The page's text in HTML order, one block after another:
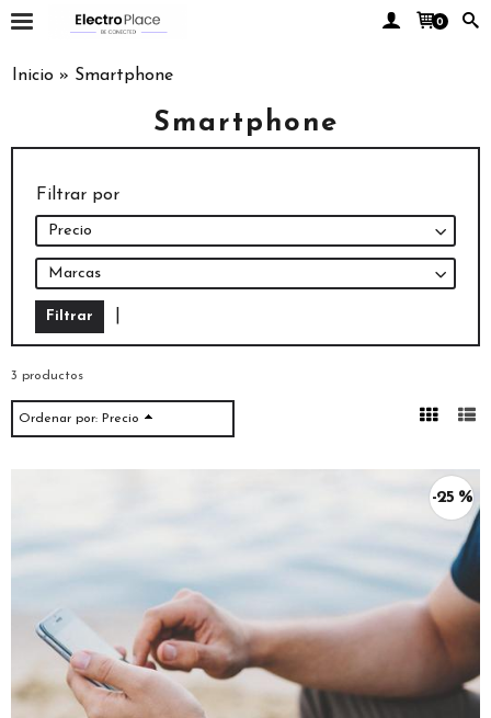
0
Inicio » Smartphone
Smartphone
Filtrar por
Precio
Marcas
3 productos
Ordenar por: Precio
-25 %